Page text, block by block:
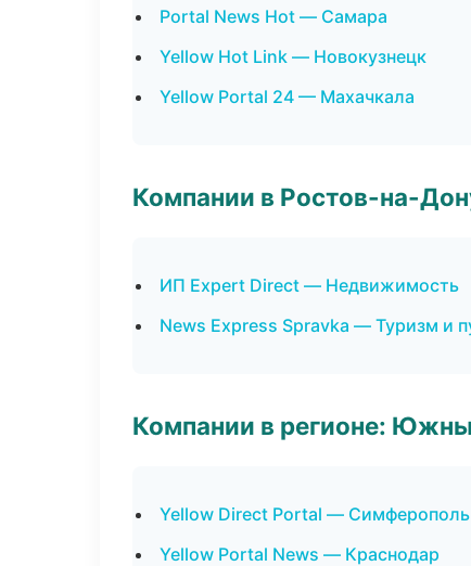
Portal News Hot — Самара
Yellow Hot Link — Новокузнецк
Yellow Portal 24 — Махачкала
Компании в Ростов-на-
ИП Expert Direct — Недвижимость
News Express Spravka — Туризм и
Компании в регионе:
Yellow Direct Portal — Симферополь
Yellow Portal News — Краснодар